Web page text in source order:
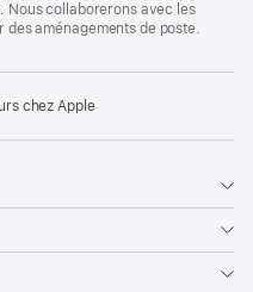
Nous collaborerons avec les
aménagements de poste.
chez Apple